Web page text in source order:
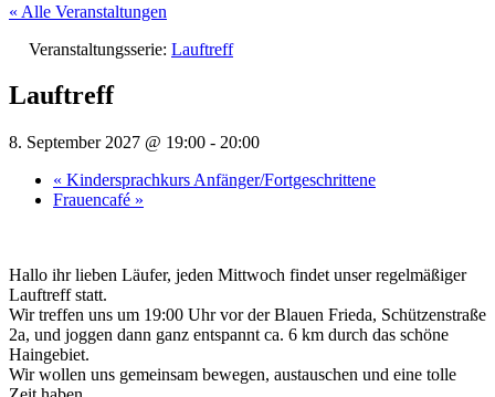
« Alle Veranstaltungen
Veranstaltungsserie: Lauftreff
Lauftreff
8. September 2027 @ 19:00 - 20:00
« Kindersprachkurs Anfänger/Fortgeschrittene
Frauencafé »
Hallo ihr lieben Läufer, jeden Mittwoch findet unser regelmäßiger
Lauftreff statt.
Wir treffen uns um 19:00 Uhr vor der Blauen Frieda, Schützenstraße
2a, und joggen dann ganz entspannt ca. 6 km durch das schöne
Haingebiet.
Wir wollen uns gemeinsam bewegen, austauschen und eine tolle